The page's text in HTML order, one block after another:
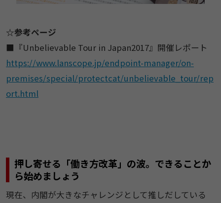
☆参考ページ
■『Unbelievable Tour in Japan2017』開催レポート
https://www.lanscope.jp/endpoint-manager/on-
premises/special/protectcat/unbelievable_tour/rep
ort.html
押し寄せる「働き方改革」の波。できることか
ら始めましょう
現在、内閣が大きなチャレンジとして推しだしている